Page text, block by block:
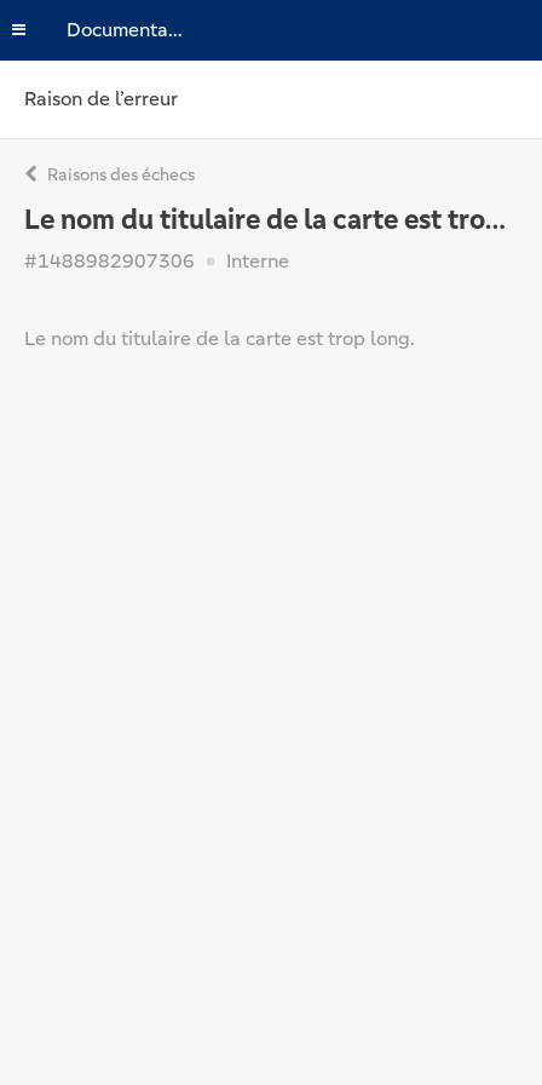
Documentation
Raison de l’erreur
Raisons des échecs
Le nom du titulaire de la carte est trop long.
#1488982907306 Interne
Le nom du titulaire de la carte est trop long.